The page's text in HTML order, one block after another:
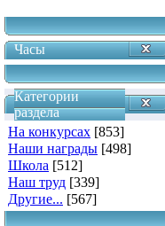
Часы
Категории
раздела
На конкурсах [853]
Наши награды [498]
Школа [512]
Наш труд [339]
Другие... [567]